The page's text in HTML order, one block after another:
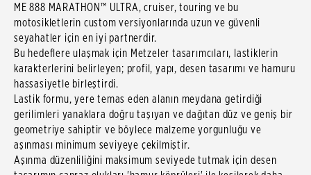
ME 888 MARATHON™ ULTRA, cruiser, touring ve bu
motosikletlerin custom versiyonlarında uzun ve güvenli
seyahatler için en iyi partnerdir.
Bu hedeflere ulaşmak için Metzeler tasarımcıları, lastiklerin
karakterlerini belirleyen; profil, yapı, desen tasarımı ve hamuru
hassasiyetle birleştirdi.
Lastik formu, yere temas eden alanın meydana getirdiği
gerilimleri yanaklara doğru taşıyan ve dağıtan düz ve geniş bir
geometriye sahiptir ve böylece malzeme yorgunluğu ve
aşınması minimum seviyeye çekilmiştir.
Aşınma düzenliliğini maksimum seviyede tutmak için desen